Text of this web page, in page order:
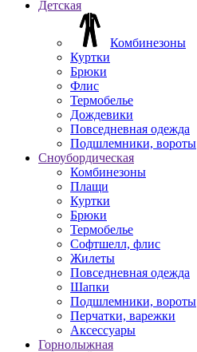
Детская
Комбинезоны
Куртки
Брюки
Флис
Термобелье
Дождевики
Повседневная одежда
Подшлемники, вороты
Сноубордическая
Комбинезоны
Плащи
Куртки
Брюки
Термобелье
Софтшелл, флис
Жилеты
Повседневная одежда
Шапки
Подшлемники, вороты
Перчатки, варежки
Аксессуары
Горнолыжная